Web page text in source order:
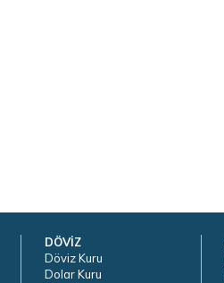
DÖVİZ
Döviz Kuru
Dolar Kuru